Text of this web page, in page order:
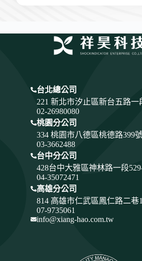
台北總公司
221 新北市汐止區新台五路一
02-26980080
桃園分公司
334 桃園市八德區桃德路399
03-3662488
台中分公司
428台中大雅區神林路一段
04-35072471
高雄分公司
814 高雄市仁武區鳳仁路二巷
07-9735061
info@xiang-hao.com.tw